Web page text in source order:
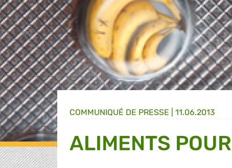
COMMUNIQUÉ DE PRESSE 11.06.2013
ALIMENTS